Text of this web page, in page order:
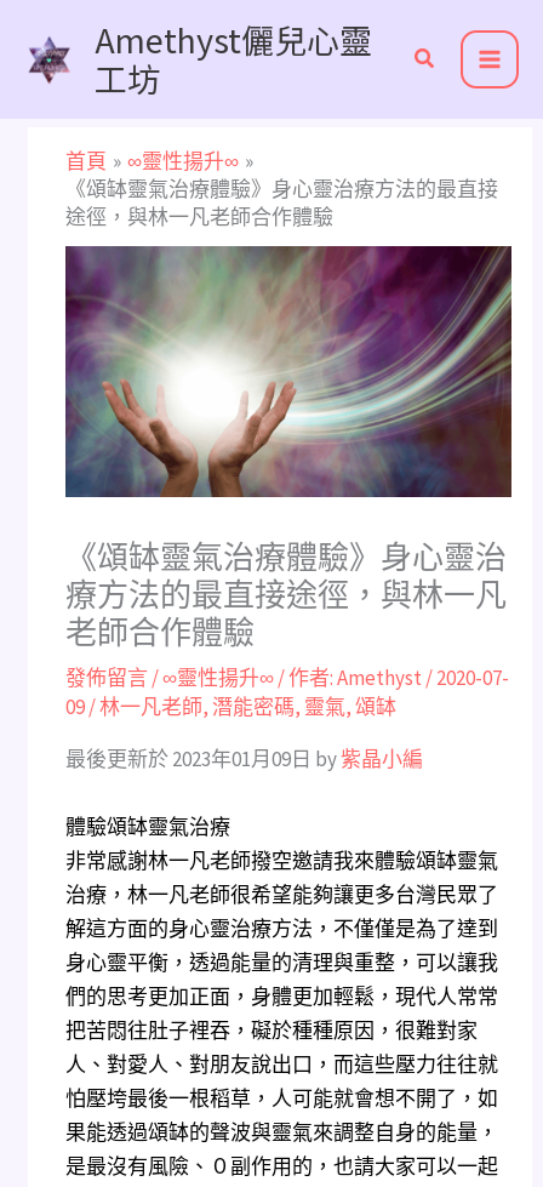
Amethyst儷兒心靈
工坊
首頁
∞靈性揚升∞
《頌缽靈氣治療體驗》身心靈治療方法的最直接
途徑，與林一凡老師合作體驗
《頌缽靈氣治療體驗》身心靈治
療方法的最直接途徑，與林一凡
老師合作體驗
發佈留言/∞靈性揚升∞/ 作者:Amethyst /2020-07-
09/林一凡老師, 潛能密碼, 靈氣,頌缽
最後更新於 2023年01月09日 by紫晶小編
體驗頌缽靈氣治療
非常感謝林一凡老師撥空邀請我來體驗頌缽靈氣
治療，林一凡老師很希望能夠讓更多台灣民眾了
解這方面的身心靈治療方法，不僅僅是為了達到
身心靈平衡，透過能量的清理與重整，可以讓我
們的思考更加正面，身體更加輕鬆，現代人常常
把苦悶往肚子裡吞，礙於種種原因，很難對家
人、對愛人、對朋友說出口，而這些壓力往往就
怕壓垮最後一根稻草，人可能就會想不開了，如
果能透過頌缽的聲波與靈氣來調整自身的能量，
是最沒有風險、０副作用的，也請大家可以一起